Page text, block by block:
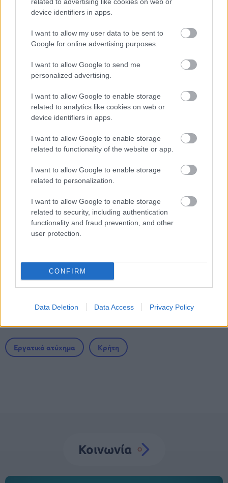
device identifiers in apps.
I want to allow my user data to be sent to
Google for online advertising purposes.
I want to allow Google to send me
personalized advertising.
I want to allow Google to enable storage
related to analytics like cookies on web or
device identifiers in apps.
I want to allow Google to enable storage
related to functionality of the website or app.
I want to allow Google to enable storage
related to personalization.
I want to allow Google to enable storage
related to security, including authentication
functionality and fraud prevention, and other
user protection.
CONFIRM
Data Deletion Data Access Privacy Policy
Δημοφιλείς Ειδήσεις
Δημόσιο - Στις 1.102 οι αιτήσεις
(στατιστικά)
αύξηση στα 1.000 ευρώ από το 2027
Ανοικτές 1.779 θέσεις εργασίας στο
Δημόσιο (χωρίς πτυχίο)
ΔΕΥΑ Άργους - Μυκηνών: 16
ΥΕ
Εργατικό ατύχημα Κρήτη
Κοινωνία